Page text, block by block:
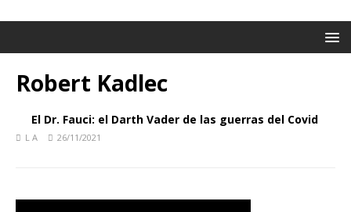
Robert Kadlec
El Dr. Fauci: el Darth Vader de las guerras del Covid
L A 26/11/2021